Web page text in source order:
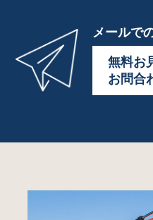
メールで
無料お
お問合